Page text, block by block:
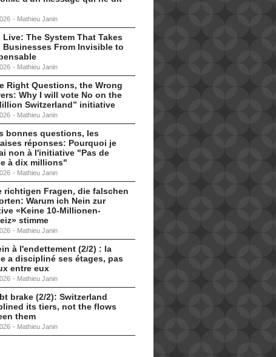
- Mathieu Janin
Live: The System That Takes
Businesses From Invisible to
- Mathieu Janin
Right Questions, the Wrong
Why I will vote No on the
Switzerland” initiative
- Mathieu Janin
bonnes questions, les
réponses: Pourquoi je
non à l'initiative "Pas de
à dix millions"
- Mathieu Janin
richtigen Fragen, die falschen
Warum ich Nein zur
«Keine 10-Millionen-
stimme
- Mathieu Janin
à l'endettement (2/2) : la
a discipliné ses étages, pas
entre eux
- Mathieu Janin
brake (2/2): Switzerland
its tiers, not the flows
them
- Mathieu Janin